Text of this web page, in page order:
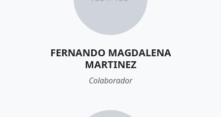
FERNANDO MAGDALENA
MARTINEZ
Colaborador